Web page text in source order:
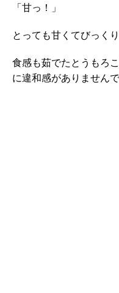
「甘っ！」
とっても甘くてびっく
食感も茹でたとうもろ
に違和感がありませんで